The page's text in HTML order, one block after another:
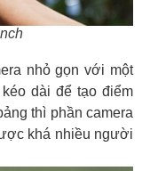
nhỏ gọn với một
dài để tạo điểm
thì phần camera
khá nhiều người